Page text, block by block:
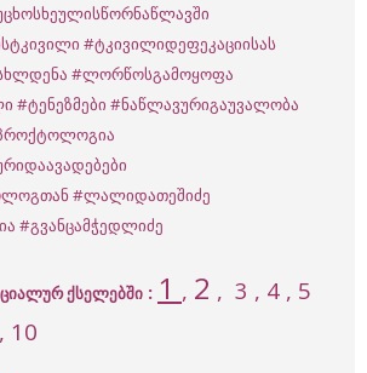
#ტკივილიდეფეკაციისას
#ლორწოსგამოყოფა
#ტენეზმები #ნაწლავურიგაუვალობა
#ლალიდათეშიძე
#გვანცამჭედლიძე
ქსელებში : 1 , 2 , 3 , 4 , 5
10